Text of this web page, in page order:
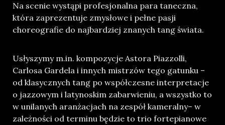
Na scenie wystąpi profesjonalna para taneczna,
która zaprezentuje zmysłowe i pełne pasji
choreografie do najbardziej znanych tang świata.
Usłyszymy m.in. kompozycje Astora Piazzolli,
Carlosa Gardela i innych mistrzów tego gatunku –
od klasycznych tang po współczesne interpretacje
o jazzowym i latynoskim zabarwieniu, a wszystko to
w unilanych aranżacjach na zespół kameralny– w
zależności od terminu będzie to trio fortepianowe